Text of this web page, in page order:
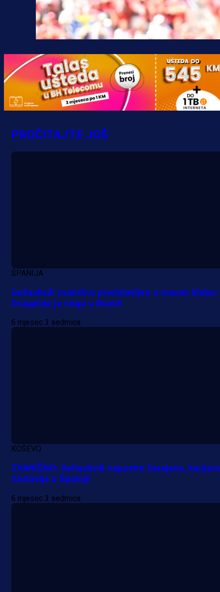
A Selekcija
Lukić seli u Bundesligu? Dva
PROČITAJTE JOŠ
ŠPANIJA
Guliashvili zvanično predstavljen u novom klubu:
Drugačije je nego u Bosni!
6 mjesec 3 sedmica
KOŠEVO
ZVANIČNO: Guliashvili napustio Sarajevo,
nastavlja u Španiji!
6 mjesec 3 sedmica